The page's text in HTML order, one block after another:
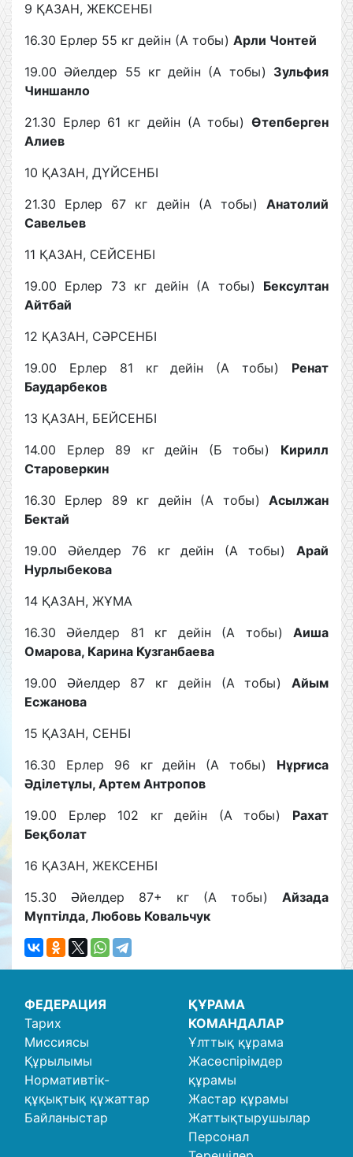
9 ҚАЗАН, ЖЕКСЕНБІ
16.30 Ерлер 55 кг дейін (А тобы) Арли Чонтей
19.00 Әйелдер 55 кг дейін (А тобы) Зульфия
Чиншанло
21.30 Ерлер 61 кг дейін (А тобы) Өтепберген
Алиев
10 ҚАЗАН, ДҮЙСЕНБІ
21.30 Ерлер 67 кг дейін (А тобы) Анатолий
Савельев
11 ҚАЗАН, СЕЙСЕНБІ
19.00 Ерлер 73 кг дейін (А тобы) Бексултан
Айтбай
12 ҚАЗАН, СӘРСЕНБІ
19.00 Ерлер 81 кг дейін (А тобы) Ренат
Баударбеков
13 ҚАЗАН, БЕЙСЕНБІ
14.00 Ерлер 89 кг дейін (Б тобы) Кирилл
Староверкин
16.30 Ерлер 89 кг дейін (А тобы) Асылжан
Бектай
19.00 Әйелдер 76 кг дейін (А тобы) Арай
Нурлыбекова
14 ҚАЗАН, ЖҰМА
16.30 Әйелдер 81 кг дейін (А тобы) Аиша
Омарова, Карина Кузганбаева
19.00 Әйелдер 87 кг дейін (А тобы) Айым
Есжанова
15 ҚАЗАН, СЕНБІ
16.30 Ерлер 96 кг дейін (А тобы) Нұрғиса
Әділетұлы, Артем Антропов
19.00 Ерлер 102 кг дейін (А тобы) Рахат
Беқболат
16 ҚАЗАН, ЖЕКСЕНБІ
15.30 Әйелдер 87+ кг (А тобы) Айзада
Мүптілда, Любовь Ковальчук
ФЕДЕРАЦИЯ
Тарих
Миссиясы
Құрылымы
Нормативтік-
құқықтық құжаттар
Байланыстар
ҚҰРАМА
КОМАНДАЛАР
Ұлттық құрама
Жасөспірімдер
құрамы
Жастар құрамы
Жаттықтырушылар
Персонал